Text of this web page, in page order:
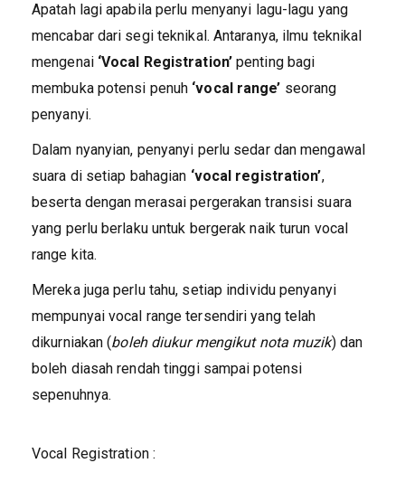
Apatah lagi apabila perlu menyanyi lagu-lagu yang
mencabar dari segi teknikal. Antaranya, ilmu teknikal
mengenai ‘Vocal Registration’penting bagi
membuka potensi penuh ‘vocal range’ seorang
penyanyi.
Dalam nyanyian, penyanyi perlu sedar dan mengawal
suara di setiap bahagian ‘vocal registration’,
beserta dengan merasai pergerakan transisi suara
yang perlu berlaku untuk bergerak naik turun vocal
range kita.
Mereka juga perlu tahu, setiap individu penyanyi
mempunyai vocal range tersendiri yang telah
dikurniakan (boleh diukur mengikut nota muzik) dan
boleh diasah rendah tinggi sampai potensi
sepenuhnya.
Vocal Registration :